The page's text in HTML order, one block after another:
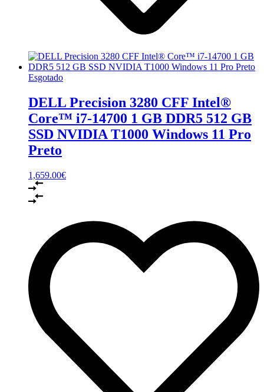
Esgotado
DELL Precision 3280 CFF Intel®
Core™ i7-14700 1 GB DDR5 512 GB
SSD NVIDIA T1000 Windows 11 Pro
Preto
1,659.00€